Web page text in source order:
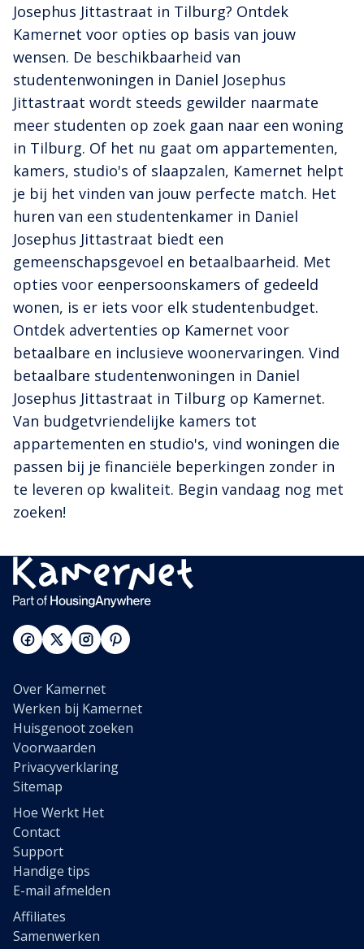
Josephus Jittastraat in Tilburg? Ontdek
Kamernet voor opties op basis van jouw
wensen. De beschikbaarheid van
studentenwoningen in Daniel Josephus
Jittastraat wordt steeds gewilder naarmate
meer studenten op zoek gaan naar een woning
in Tilburg. Of het nu gaat om appartementen,
kamers, studio's of slaapzalen, Kamernet helpt
je bij het vinden van jouw perfecte match. Het
huren van een studentenkamer in Daniel
Josephus Jittastraat biedt een
gemeenschapsgevoel en betaalbaarheid. Met
opties voor eenpersoonskamers of gedeeld
wonen, is er iets voor elk studentenbudget.
Ontdek advertenties op Kamernet voor
betaalbare en inclusieve woonervaringen. Vind
betaalbare studentenwoningen in Daniel
Josephus Jittastraat in Tilburg op Kamernet.
Van budgetvriendelijke kamers tot
appartementen en studio's, vind woningen die
passen bij je financiële beperkingen zonder in
te leveren op kwaliteit. Begin vandaag nog met
zoeken!
Over Kamernet
Werken bij Kamernet
Huisgenoot zoeken
Voorwaarden
Privacyverklaring
Sitemap
Hoe Werkt Het
Contact
Support
Handige tips
E-mail afmelden
Affiliates
Samenwerken